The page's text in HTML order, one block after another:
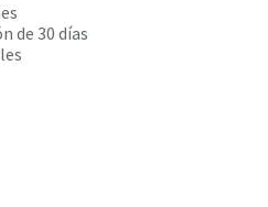
de 30 días